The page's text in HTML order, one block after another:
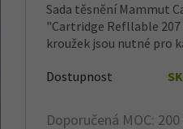
Sada těsnění Mammut
"Cartridge Refllable
kroužek jsou nutné pro
Dostupnost
Doporučená MOC: 200